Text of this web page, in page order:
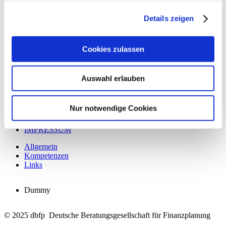
Details zeigen
Cookies zulassen
Auswahl erlauben
Nur notwendige Cookies
91550 Dinkelsbühl
+49 (0) 9851-55540920
ZUM BERATERPROFIL
Fürst Fugger Beraterprofil
Menü
Userpages
STARTSEITE
DATENSCHUTZ
IMPRESSUM
Allgemein
Kompetenzen
Links
Dummy
© 2025 dbfp Deutsche Beratungsgesellschaft für Finanzplanung